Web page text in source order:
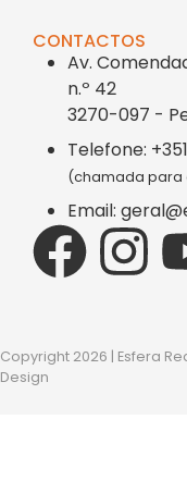
CONTACTOS
Av.
n.º 42
3270-097 -
Telefone:
(chamada para
Email:
Copyright 2026 | Esfera
Design